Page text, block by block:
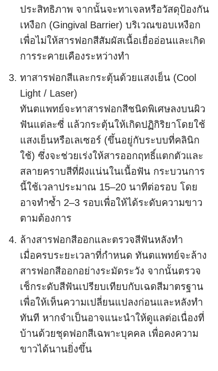
ประสิทธิภาพ จากนั้นจะทาเจลหรือวัสดุป้องกัน
เหงือก (Gingival Barrier) บริเวณขอบเหงือก
เพื่อไม่ให้สารฟอกสีสัมผัสเนื้อเยื่ออ่อนและเกิด
การระคายเคืองระหว่างทำ
ทาสารฟอกสีและกระตุ้นด้วยแสงเย็น (Cool
Light / Laser)
ทันตแพทย์จะทาสารฟอกสีชนิดพิเศษลงบนผิว
ฟันแต่ละซี่ แล้วกระตุ้นให้เกิดปฏิกิริยาโดยใช้
แสงเย็นหรือเลเซอร์ (ขึ้นอยู่กับระบบที่คลินิก
ใช้) ซึ่งจะช่วยเร่งให้สารออกฤทธิ์แตกตัวและ
สลายคราบสีที่ฝังแน่นในเนื้อฟัน กระบวนการ
นี้ใช้เวลาประมาณ 15–20 นาทีต่อรอบ โดย
อาจทำซ้ำ 2–3 รอบเพื่อให้ได้ระดับความขาว
ตามต้องการ
ล้างสารฟอกสีออกและตรวจสีฟันหลังทำ
เมื่อครบระยะเวลาที่กำหนด ทันตแพทย์จะล้าง
สารฟอกสีออกอย่างระมัดระวัง จากนั้นตรวจ
เช็กระดับสีฟันเปรียบเทียบกับเฉดสีมาตรฐาน
เพื่อให้เห็นความเปลี่ยนแปลงก่อนและหลังทำ
ทันที หากจำเป็นอาจแนะนำให้ดูแลต่อเนื่องที่
บ้านด้วยชุดฟอกสีเฉพาะบุคคล เพื่อคงความ
ขาวได้นานยิ่งขึ้น